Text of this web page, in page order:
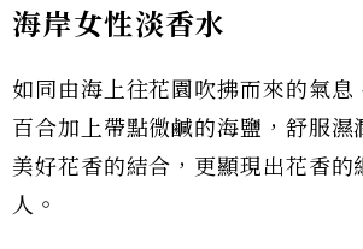
海岸女性淡香水
如同由海上往花園吹拂而來的氣息
百合加上帶點微鹹的海鹽，舒服濕
美好花香的結合，更顯現出花香的
人。